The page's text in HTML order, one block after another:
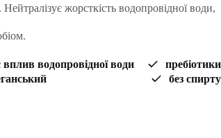
жорсткість водопровідної води,
вплив водопровідної води
пребіотики
без спирту